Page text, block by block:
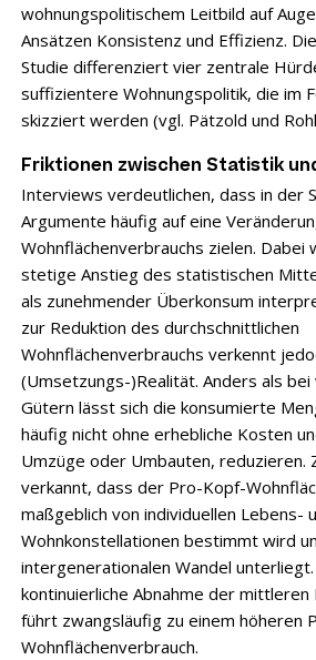
wohnungspolitischem Leitbild auf
Ansätzen Konsistenz und Effizienz.
Studie differenziert vier zentrale
suffizientere Wohnungspolitik, die im
skizziert werden (vgl. Pätzold und
Friktionen zwischen Statistik
Interviews verdeutlichen, dass in der
Argumente häufig auf eine
Wohnflächenverbrauchs zielen. Dabei
stetige Anstieg des statistischen
als zunehmender Überkonsum
zur Reduktion des durchschnittlichen
Wohnflächenverbrauchs verkennt
(Umsetzungs-)Realität. Anders als bei
Gütern lässt sich die konsumierte
häufig nicht ohne erhebliche Kosten
Umzüge oder Umbauten, reduzieren.
verkannt, dass der Pro-Kopf-
maßgeblich von individuellen Lebens-
Wohnkonstellationen bestimmt wird
intergenerationalen Wandel
kontinuierliche Abnahme der
führt zwangsläufig zu einem höheren
Wohnflächenverbrauch.